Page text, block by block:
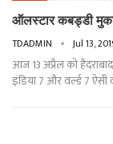
ऑलस्टार कबड्डी
TDADMIN Jul 13,
आज 13 अप्रैल को
इंडिया 7 और वर्ल्ड 7 ऐसी